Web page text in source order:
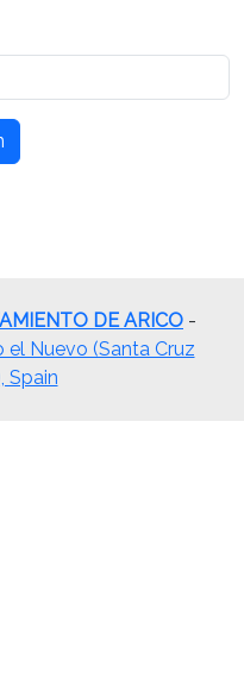
DE ARICO -
el Nuevo (Santa Cruz
Spain